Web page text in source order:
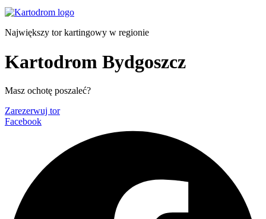
Największy tor kartingowy w regionie
Kartodrom Bydgoszcz
Masz ochotę poszaleć?
Zarezerwuj tor
Facebook